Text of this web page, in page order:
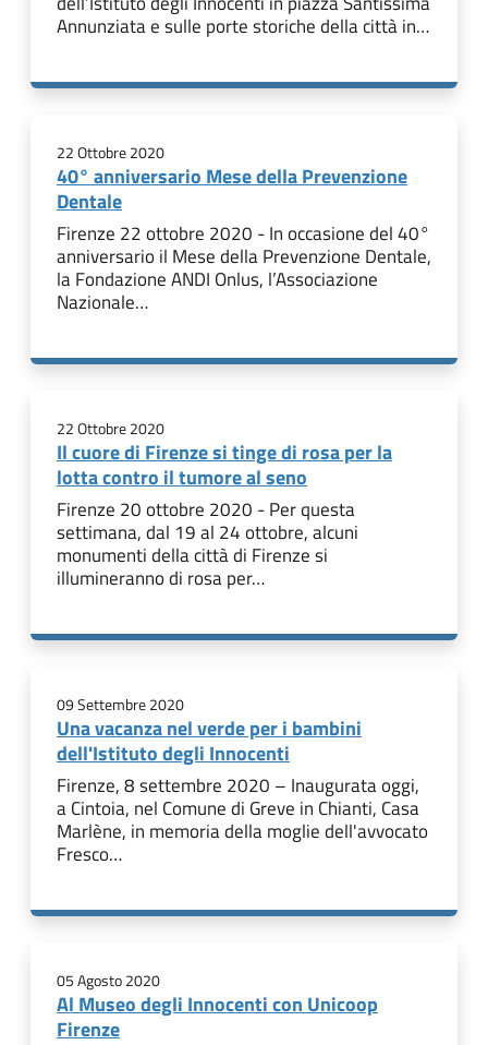
Annunziata e sulle porte storiche della città in…
22 Ottobre 2020
40° anniversario Mese della Prevenzione
Dentale
Firenze 22 ottobre 2020 - In occasione del 40°
anniversario il Mese della Prevenzione Dentale,
la Fondazione ANDI Onlus, l’Associazione
Nazionale…
22 Ottobre 2020
Il cuore di Firenze si tinge di rosa per la
lotta contro il tumore al seno
Firenze 20 ottobre 2020 - Per questa
settimana, dal 19 al 24 ottobre, alcuni
monumenti della città di Firenze si
illumineranno di rosa per…
09 Settembre 2020
Una vacanza nel verde per i bambini
dell'Istituto degli Innocenti
Firenze, 8 settembre 2020 – Inaugurata oggi,
a Cintoia, nel Comune di Greve in Chianti, Casa
Marlène, in memoria della moglie dell'avvocato
Fresco…
05 Agosto 2020
Al Museo degli Innocenti con Unicoop
Firenze